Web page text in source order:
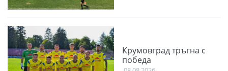
Крумовград тръгна с
победа